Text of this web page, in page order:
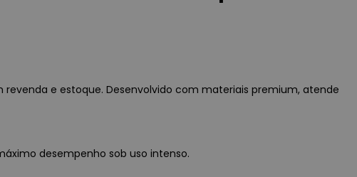
em revenda e estoque. Desenvolvido com materiais premium, atende
desempenho sob uso intenso.